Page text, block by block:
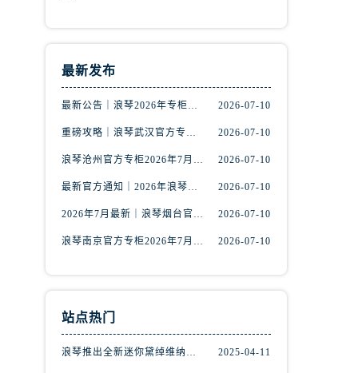
最新发布
最新公告｜浪琴2026年专柜客户服务热线中国区7月（含核验攻略） 2026-07-10
重磅攻略｜浪琴武汉官方专柜2026年7月客户服务电话权威核验 2026-07-10
浪琴沧州官方专柜2026年7月最新客服电话｜门店信息+服务攻略 2026-07-10
最新官方通知｜2026年浪琴乌鲁木齐专柜服务信息整合，客服热线7月已更新 2026-07-10
2026年7月最新｜浪琴烟台官方专柜客户服务热线全攻略，门店信息一网打尽 2026-07-10
浪琴南京官方专柜2026年7月服务升级｜客户热线+门店信息重磅公示 2026-07-10
站点热门
浪琴推出全新迷你黛绰维纳系列间金腕表 2025-04-11